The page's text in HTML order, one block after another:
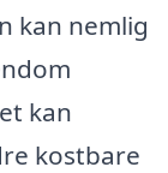
kan nemlig
kan
kostbare